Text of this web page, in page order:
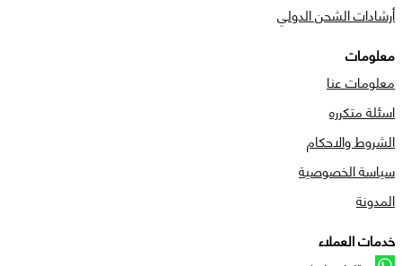
أرشادات الشحن الدولي
معلومات
معلومات عنا
اسئلة متكرره
الشروط والاحكام
سياسة الخصوصية
المدونة
خدمات العملاء